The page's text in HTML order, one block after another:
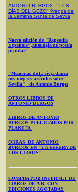
ANTONIO BURGOS: " LOS
DÍAS DEL GOZO" Pregón de
la Semana Santa de Sevilla
Nueva edición de "Rapsodia
Española",antología de poesía
popular"
"Memorias de la vieja dama:
mis mejores artículos sobre
Sevilla", de Antonio Burgos
OTROS LIBROS DE
ANTONIO BURGOS
LIBROS DE ANTONIO
BURGOS PUBLICADOS POR
PLANETA
OBRAS DE ANTONIO
BURGOS EN "LA ESFERA DE
LOS LIBROS"
COMPRA POR INTERNET DE
LIBROS DE A.B. CON
EDICIONES AGOTADAS